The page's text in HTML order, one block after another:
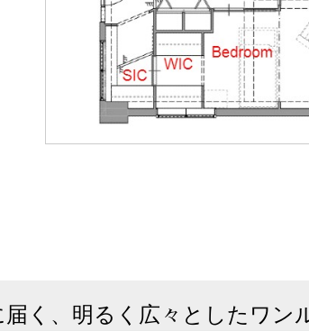
届く、明るく広々としたワン